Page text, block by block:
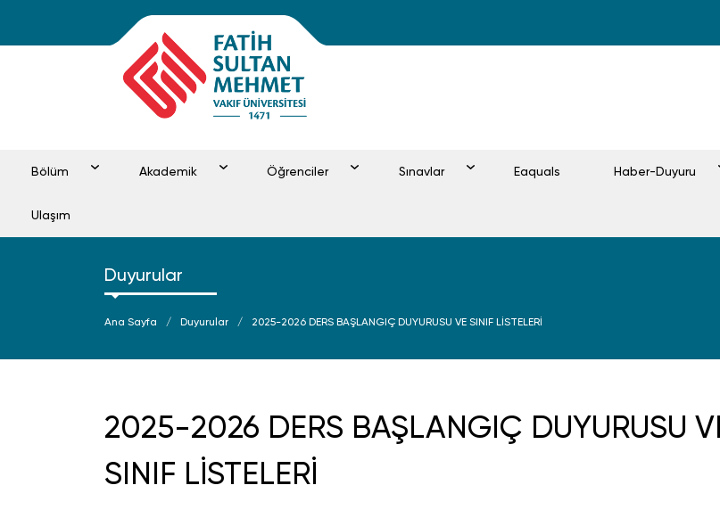
Bölüm Akademik Öğrenciler Sınavlar Eaquals Haber-Duyuru
Ulaşım
Duyurular
Ana Sayfa Duyurular 2025-2026 DERS BAŞLANGIÇ DUYURUSU VE SINIF LİSTELERİ
2025-2026 DERS BAŞLANGIÇ DUYURUSU
SINIF LİSTELERİ